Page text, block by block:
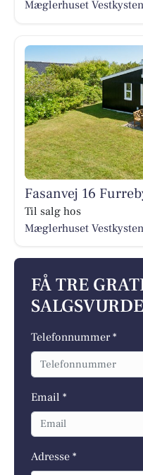
Mæglerhuset
Fasanvej 16
Til salg hos
Mæglerhuset
FÅ TRE
Telefonnummer *
Email *
Adresse *